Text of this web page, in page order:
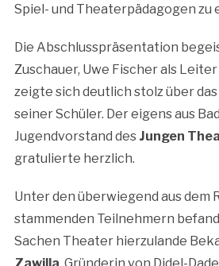
Spiel- und Theaterpädagogen zu
Die Abschlusspräsentation
Zuschauer, Uwe Fischer als
zeigte sich deutlich stolz über
seiner Schüler. Der eigens aus
Jugendvorstand des Jungen
gratulierte herzlich.
Unter den überwiegend aus dem
stammenden Teilnehmern
Sachen Theater hierzulande